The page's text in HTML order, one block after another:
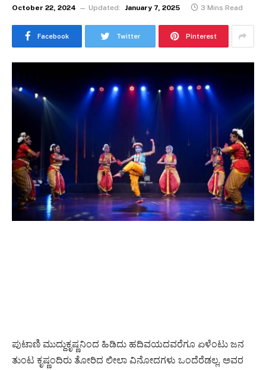
October 22, 2024 Updated: January 7, 2025 3 Mins Read
Facebook Twitter Pinterest
ಪುಟಾಣಿ ಮುದ್ದುಕೃಷ್ಣನಿಂದ ಹಿಡಿದು ಹದಿವಯದವರೆಗೂ ಏಳೆಂಟು ಜನ
ತುಂಟ ಕೃಷ್ಣಂದಿರು ತೋರಿದ ಲೀಲಾ ವಿನೋದಗಳು ಒಂದೆರೆಡಲ್ಲ. ಅವರ